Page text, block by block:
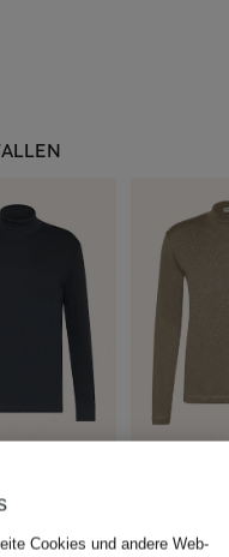
Longsleeve
Cookies und andere Web-